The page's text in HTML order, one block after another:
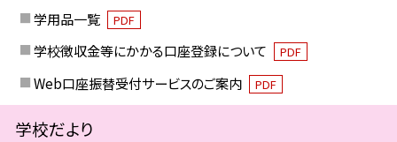
学用品一覧 PDF
学校徴収金等にかかる口座登録について PDF
Web口座振替受付サービスのご案内 PDF
学校だより